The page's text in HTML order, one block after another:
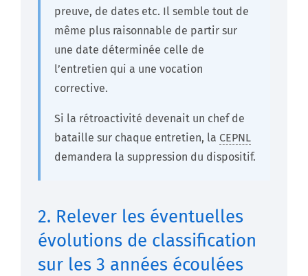
preuve, de dates etc. Il semble tout de
même plus raisonnable de partir sur
une date déterminée celle de
l’entretien qui a une vocation
corrective.
Si la rétroactivité devenait un chef de
bataille sur chaque entretien, la CEPNL
demandera la suppression du dispositif.
2. Relever les éventuelles
évolutions de classification
sur les 3 années écoulées